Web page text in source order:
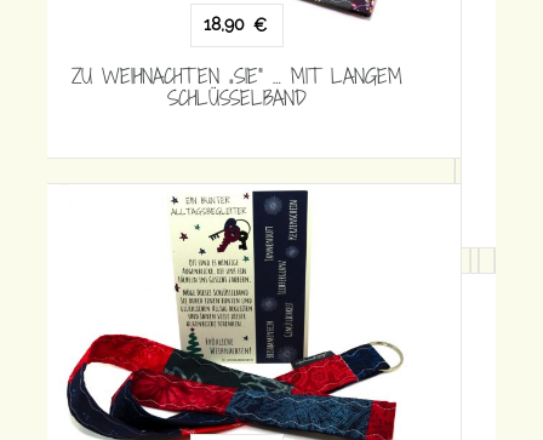
15,90
ZU WEIHNACHTEN „SIE“ … MIT KURZEM
SCHLÜSSELBAND